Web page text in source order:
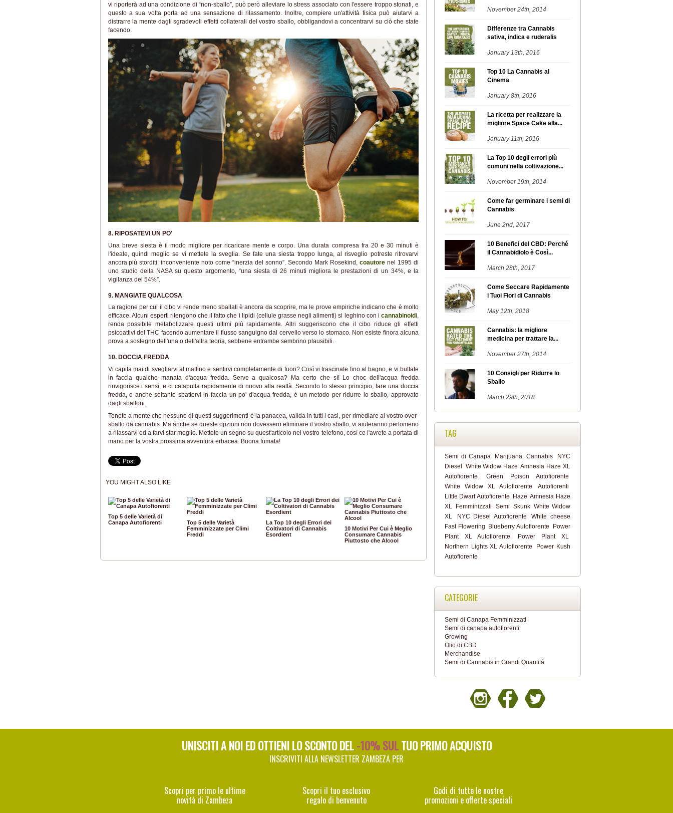
vi riporterà ad una condizione di “non-sballo”, può però alleviare lo stress associato con l'essere troppo stonati, e
questo a sua volta porta ad una sensazione di rilassamento. Inoltre, compiere un'attività fisica può aiutarvi a
distrarre la mente dagli sgradevoli effetti collaterali del vostro sballo, obbligandovi a concentrarvi su ciò che state
facendo.
8. RIPOSATEVI UN PO'
Una breve siesta è il modo migliore per ricaricare mente e corpo. Una durata compresa fra 20 e 30 minuti è
l'ideale, quindi meglio se vi mettete la sveglia. Se fate una siesta troppo lunga, al risveglio potreste ritrovarvi
ancora più storditi: inconveniente noto come “inerzia del sonno”. Secondo Mark Rosekind,coautore nel 1995 di
uno studio della NASA su questo argomento, “una siesta di 26 minuti migliora le prestazioni di un 34%, e la
vigilanza del 54%”.
9. MANGIATE QUALCOSA
La ragione per cui il cibo vi rende meno sballati è ancora da scoprire, ma le prove empiriche indicano che è molto
efficace. Alcuni esperti ritengono che il fatto che i lipidi (cellule grasse negli alimenti) si leghino con i cannabinoidi,
renda possibile metabolizzare questi ultimi più rapidamente. Altri suggeriscono che il cibo riduce gli effetti
psicoattivi del THC facendo aumentare il flusso sanguigno dal cervello verso lo stomaco. Non esiste finora alcuna
prova a sostegno dell'una o dell'altra teoria, sebbene entrambe sembrino plausibili.
10. DOCCIA FREDDA
Vi capita mai di svegliarvi al mattino e sentirvi completamente di fuori? Così vi trascinate fino al bagno, e vi buttate
in faccia qualche manata d'acqua fredda. Serve a qualcosa? Ma certo che sì! Lo choc dell'acqua fredda
rinvigorisce i sensi, e ci catapulta rapidamente di nuovo alla realtà. Secondo lo stesso principio, fare una doccia
fredda, o anche soltanto sbattervi in faccia un po' d'acqua fredda, è un metodo per ridurre lo sballo, approvato
dagli sballoni.
Tenete a mente che nessuno di questi suggerimenti è la panacea, valida in tutti i casi, per rimediare al vostro over-
sballo da cannabis. Ma anche se queste opzioni non dovessero eliminare il vostro sballo, vi aiuteranno perlomeno
a rilassarvi ed a farvi star meglio. Mettete un segno su quest'articolo nel vostro telefono, così ce l'avrete a portata di
mano per la vostra prossima avventura erbacea. Buona fumata!
YOU MIGHT ALSO LIKE
Top 5 delle Varietà di
Canapa Autofiorenti
Top 5 delle Varietà
Femminizzate per Climi
Freddi
La Top 10 degli Errori dei
Coltivatori di Cannabis
Esordient
10 Motivi Per Cui è Meglio
Consumare Cannabis
Piuttosto che Alcool
November 24th, 2014
Differenze tra Cannabis
sativa, indica e ruderalis
January 13th, 2016
Top 10 La Cannabis al
Cinema
January 8th, 2016
La ricetta per realizzare la
migliore Space Cake alla...
January 11th, 2016
La Top 10 degli errori più
comuni nella coltivazione...
November 19th, 2014
Come far germinare i semi di
Cannabis
June 2nd, 2017
10 Benefici del CBD: Perché
il Cannabidiolo è Così...
March 28th, 2017
Come Seccare Rapidamente
i Tuoi Fiori di Cannabis
May 12th, 2018
Cannabis: la migliore
medicina per trattare la...
November 27th, 2014
10 Consigli per Ridurre lo
Sballo
March 29th, 2018
TAG
Semi di Canapa Marijuana Cannabis
NYC
Diesel
White Widow Haze Amnesia Haze XL
Autofiorente
Green Poison Autofiorente
White Widow XL Autofiorente
Autofiorenti
Little Dwarf Autofiorente
Haze Amnesia Haze
XL
Femminizzati Semi Skunk White Widow
XL
NYC Diesel Autofiorente
White cheese
Fast Flowering
Blueberry Autofiorente
Power
Plant XL Autofiorente
Power Plant XL
Northern Lights XL Autofiorente
Power Kush
Autofiorente
CATEGORIE
Semi di Canapa Femminizzati
Semi di canapa autofiorenti
Growing
Olio di CBD
Merchandise
Semi di Cannabis in Grandi Quantità
UNISCITI A NOI ED OTTIENI LO SCONTO DEL-10% SULTUO PRIMO ACQUISTO
INSCRIVITI ALLA NEWSLETTER ZAMBEZA PER
Scopri per primo le ultime
novità di Zambeza
Scopri il tuo esclusivo
regalo di benvenuto
Godi di tutte le nostre
promozioni e offerte speciali